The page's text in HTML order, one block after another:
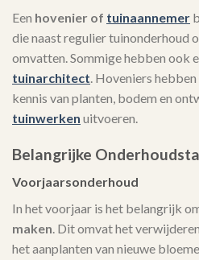
Een hovenier of tuinaannemer
die naast regulier tuinonderhoud
omvatten. Sommige hebben ook
tuinarchitect. Hoveniers
kennis van planten, bodem en
tuinwerken uitvoeren.
Belangrijke
Voorjaarsonderhoud
In het voorjaar is het belangrijk
maken. Dit omvat het
het aanplanten van nieuwe